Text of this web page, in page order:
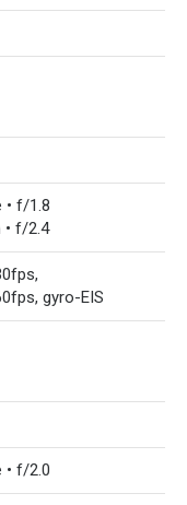
• f/1.8
• f/2.4
gyro-EIS
• f/2.0